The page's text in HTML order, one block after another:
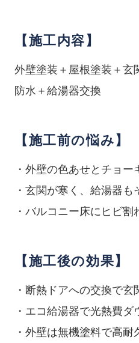
【施工内容】
外壁塗装＋屋根塗装＋玄
防水＋給湯器交換
【施工前の悩み】
・外壁の色あせとチョー
・玄関が寒く、給湯器も
・バルコニー床にヒビ割
【施工後の効果】
・断熱ドアへの交換で玄
・エコ給湯器で光熱費ダ
・外壁は無機塗料で高耐